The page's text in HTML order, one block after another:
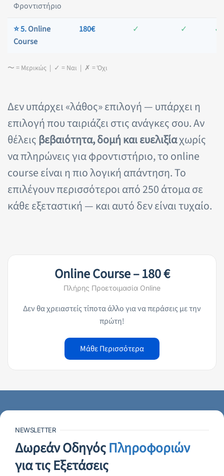
Φροντιστήριο
⭐ 5.Online
Course
180€ ✓ ✓ ✓
〜 = Μερικώς | ✓ = Ναι | ✗ = Όχι
Δεν υπάρχει «λάθος» επιλογή — υπάρχει η
επιλογή που ταιριάζει στις ανάγκες σου. Αν
θέλειςβεβαιότητα, δομή και ευελιξίαχωρίς
να πληρώνεις για φροντιστήριο, το online
course είναι η πιο λογική απάντηση. Το
επιλέγουν περισσότεροι από 250 άτομα σε
κάθε εξεταστική — και αυτό δεν είναι τυχαίο.
Online Course – 180 €
Πλήρης Προετοιμασία Online
Δεν θα χρειαστείς τίποτα άλλο για να περάσεις με την
πρώτη!
Μάθε Περισσότερα
NEWSLETTER
Δωρεάν ΟδηγόςΠληροφοριών
για τις Εξετάσεις